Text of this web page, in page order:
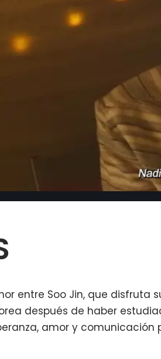
entre Soo Jin, que disfruta
después de haber
amor y